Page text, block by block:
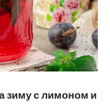
зиму с лимоном и